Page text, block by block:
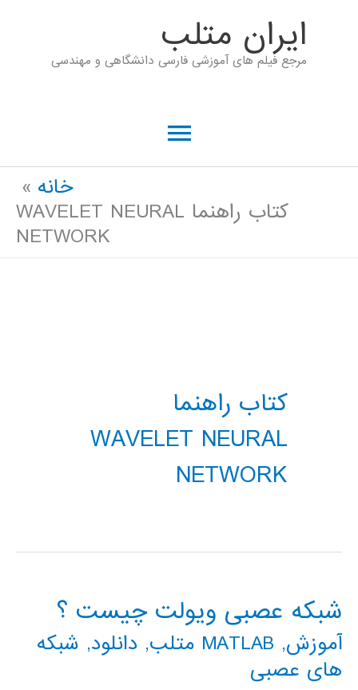
ايران متلب
مرجع فیلم های آموزشی فارسی دانشگاهی و مهندسی
فهرست
خانه
کتاب راهنما WAVELET NEURAL
NETWORK
کتاب راهنما
WAVELET NEURAL
NETWORK
شبکه عصبی ویولت چیست ؟
آموزش, MATLAB متلب , دانلود, شبکه
های عصبی